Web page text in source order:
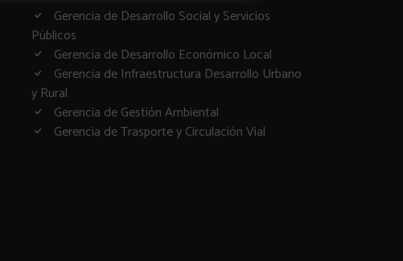
Gerencia de Desarrollo Social y Servicios
Públicos
Gerencia de Desarrollo Económico Local
Gerencia de Infraestructura Desarrollo Urbano
y Rural
Gerencia de Gestión Ambiental
Gerencia de Trasporte y Circulación Vial